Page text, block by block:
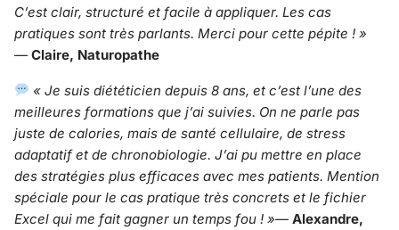
C’est clair, structuré et facile à appliquer. Les cas
pratiques sont très parlants. Merci pour cette pépite ! »
— Claire, Naturopathe
« Je suis diététicien depuis 8 ans, et c’est l’une des
meilleures formations que j’ai suivies. On ne parle pas
juste de calories, mais de santé cellulaire, de stress
adaptatif et de chronobiologie. J’ai pu mettre en place
des stratégies plus efficaces avec mes patients. Mention
spéciale pour le cas pratique très concrets et le fichier
Excel qui me fait gagner un temps fou ! »— Alexandre,